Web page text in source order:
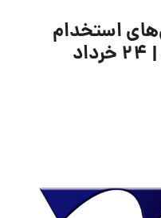
استخدام
داروسازی ویتان فارمد | ۲۴ خرداد